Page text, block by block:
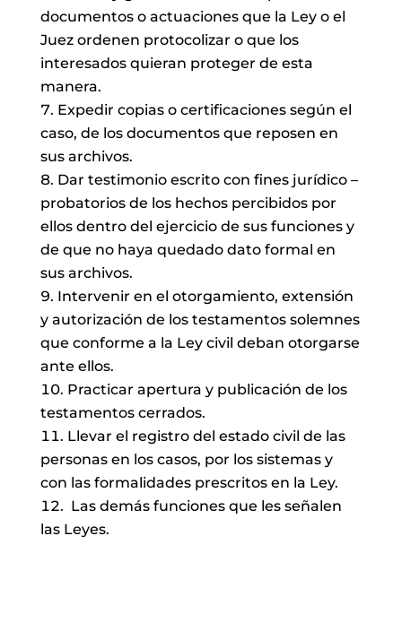
documentos o actuaciones que la Ley o el
Juez ordenen protocolizar o que los
interesados quieran proteger de esta
manera.
Expedir copias o certificaciones según el
caso, de los documentos que reposen en
sus archivos.
Dar testimonio escrito con fines jurídico –
probatorios de los hechos percibidos por
ellos dentro del ejercicio de sus funciones y
de que no haya quedado dato formal en
sus archivos.
Intervenir en el otorgamiento, extensión
y autorización de los testamentos solemnes
que conforme a la Ley civil deban otorgarse
ante ellos.
Practicar apertura y publicación de los
testamentos cerrados.
Llevar el registro del estado civil de las
personas en los casos, por los sistemas y
con las formalidades prescritos en la Ley.
Las demás funciones que les señalen
las Leyes.